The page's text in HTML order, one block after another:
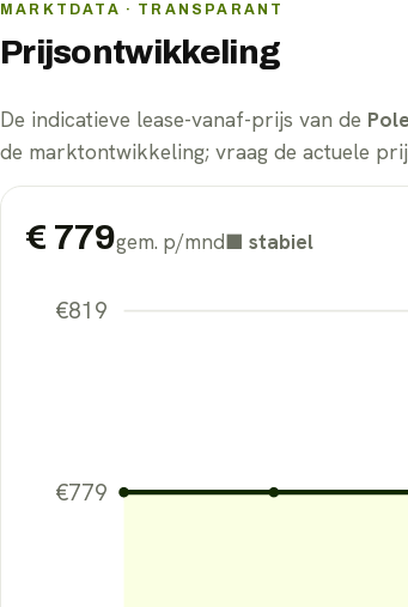
MARKTDATA · TRANSPARANT
Prijsontwikkeling
De indicatieve lease-vanaf-prijs van de
de marktontwikkeling; vraag de actuele
€ 779gem. p/mnd■ stabiel
€819
€779